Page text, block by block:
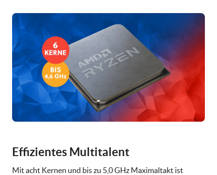
Effizientes Multitalent
Mit acht Kernen und bis zu 5,0 GHz Maximaltakt ist